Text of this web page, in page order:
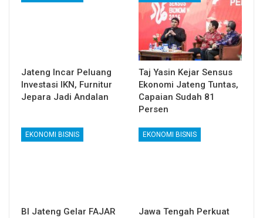
Jateng Incar Peluang
Investasi IKN, Furnitur
Jepara Jadi Andalan
Taj Yasin Kejar Sensus
Ekonomi Jateng Tuntas,
Capaian Sudah 81
Persen
EKONOMI BISNIS
BI Jateng Gelar FAJAR
EKONOMI BISNIS
Jawa Tengah Perkuat